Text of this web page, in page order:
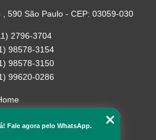
590 São Paulo - CEP: 03059-030
2796-3704
98578-3154
98578-3150
99620-0286
Fale agora pelo WhatsApp.